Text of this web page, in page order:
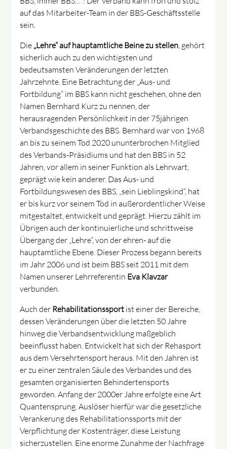
auf das Mitarbeiter-Team in der BBS-Geschäftsstelle
sein.
Die „Lehre“ auf hauptamtliche Beine zu stellen , gehört
sicherlich auch zu den wichtigsten und
bedeutsamsten Veränderungen der letzten
Jahrzehnte. Eine Betrachtung der „Aus- und
Fortbildung“ im BBS kann nicht geschehen, ohne den
Namen Bernhard Kurz zu nennen, der
herausragenden Persönlichkeit in der 75jährigen
Verbandsgeschichte des BBS. Bernhard war von 1968
an bis zu seinem Tod 2020 ununterbrochen Mitglied
des Verbands-Präsidiums und hat den BBS in 52
Jahren, vor allem in seiner Funktion als Lehrwart,
geprägt wie kein anderer. Das Aus- und
Fortbildungswesen des BBS, „sein Lieblingskind“, hat
er bis kurz vor seinem Tod in außerordentlicher Weise
mitgestaltet, entwickelt und geprägt. Hierzu zählt im
Übrigen auch der kontinuierliche und schrittweise
Übergang der „Lehre“, von der ehren- auf die
hauptamtliche Ebene. Dieser Prozess begann bereits
im Jahr 2006 und ist beim BBS seit 2011 mit dem
Namen unserer Lehrreferentin Eva Klavzar
verbunden.
Auch der Rehabilitationssport ist einer der Bereiche,
dessen Veränderungen über die letzten 50 Jahre
hinweg die Verbandsentwicklung maßgeblich
beeinflusst haben. Entwickelt hat sich der Rehasport
aus dem Versehrtensport heraus. Mit den Jahren ist
er zu einer zentralen Säule des Verbandes und des
gesamten organisierten Behindertensports
geworden. Anfang der 2000er Jahre erfolgte eine Art
Quantensprung. Auslöser hierfür war die gesetzliche
Verankerung des Rehabilitationssports mit der
Verpflichtung der Kostenträger, diese Leistung
sicherzustellen. Eine enorme Zunahme der Nachfrage